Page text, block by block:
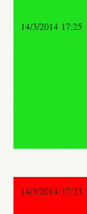
14/3/2014 17:25
14/3/2014 17:33